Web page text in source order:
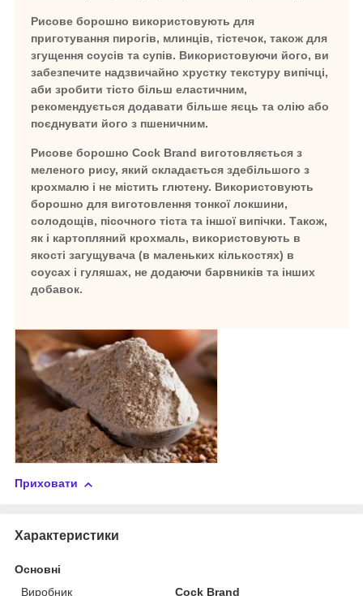
Рисове борошно використовують для
приготування пирогів, млинців, тістечок, також для
згущення соусів та супів. Використовуючи його, ви
забезпечите надзвичайно хрустку текстуру випічці,
аби зробити тісто більш еластичним,
рекомендується додавати більше яєць та олію або
поєднувати його з пшеничним.
Рисове борошно Cock Brand виготовляється з
меленого рису, який складається здебільшого з
крохмалю і не містить глютену. Використовують
борошно для виготовлення тонкої локшини,
солодощів, пісочного тіста та іншої випічки. Також,
як і картопляний крохмаль, використовують в
якості загущувача (в маленьких кількостях) в
соусах і гуляшах, не додаючи барвників та інших
добавок.
Приховати
Характеристики
Основні
Виробник
Cock Brand